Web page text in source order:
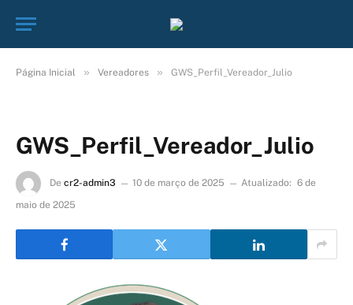
Página Inicial » Vereadores » GWS_Perfil_Vereador_Julio
GWS_Perfil_Vereador_Julio
De cr2-admin3 10 de março de 2025 Atualizado: 6 de
maio de 2025